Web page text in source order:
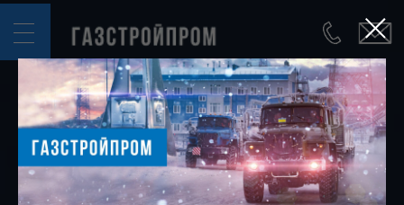
Запрос
предложений
В течение 14 календарных
дней участники могут
направить ценовые